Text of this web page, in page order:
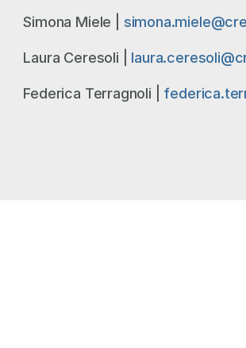
Simona Miele |
Laura Ceresoli |
Federica Terragnoli |